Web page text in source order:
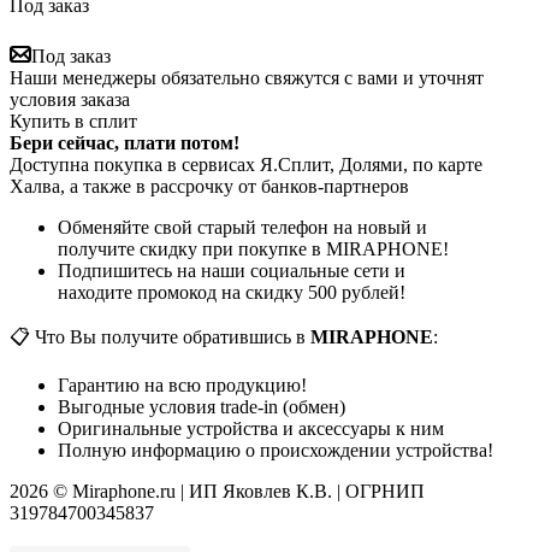
Под заказ
Под заказ
Наши менеджеры обязательно свяжутся с вами и уточнят
условия заказа
Купить в сплит
Бери сейчас, плати потом!
Доступна покупка в сервисах Я.Сплит, Долями, по карте
Халва, а также в рассрочку от банков-партнеров
Обменяйте свой старый телефон на новый и
получите скидку при покупке в MIRAPHONE!
Подпишитесь на наши социальные сети и
находите промокод на скидку 500 рублей!
📋 Что Вы получите обратившись в MIRAPHONE:
Гарантию на всю продукцию!
Выгодные условия trade-in (обмен)
Оригинальные устройства и аксессуары к ним
Полную информацию о происхождении устройства!
2026 © Miraphone.ru | ИП Яковлев К.В. | ОГРНИП
319784700345837